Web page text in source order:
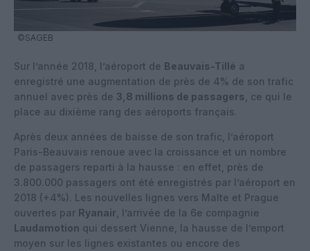
©SAGEB
Sur l’année 2018, l’aéroport de Beauvais-Tillé a
enregistré une augmentation de près de 4% de son trafic
annuel avec près de 3,8 millions de passagers , ce qui le
place au dixième rang des aéroports français.
Après deux années de baisse de son trafic, l’aéroport
Paris-Beauvais renoue avec la croissance et un nombre
de passagers reparti à la hausse : en effet, près de
3.800.000 passagers ont été enregistrés par l’aéroport en
2018 (+4%). Les nouvelles lignes vers Malte et Prague
ouvertes par Ryanair , l’arrivée de la 6e compagnie
Laudamotion qui dessert Vienne, la hausse de l’emport
moyen sur les lignes existantes ou encore des